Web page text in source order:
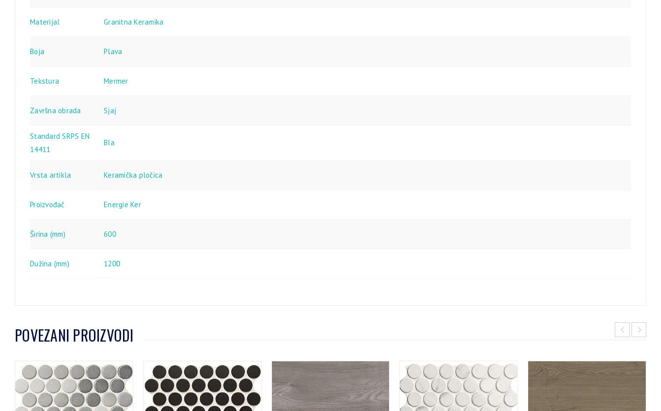
Materijal Granitna Keramika
Boja Plava
Tekstura Mermer
Završna obrada Sjaj
Standard SRPS EN
14411
BIa
Vrsta artikla Keramička pločica
Proizvođač Energie Ker
Širina (mm) 600
Dužina (mm) 1200
POVEZANI PROIZVODI